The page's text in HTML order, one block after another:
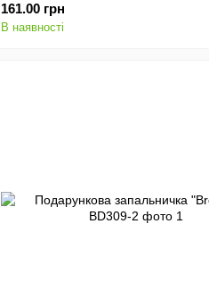
161.00 грн
В наявності